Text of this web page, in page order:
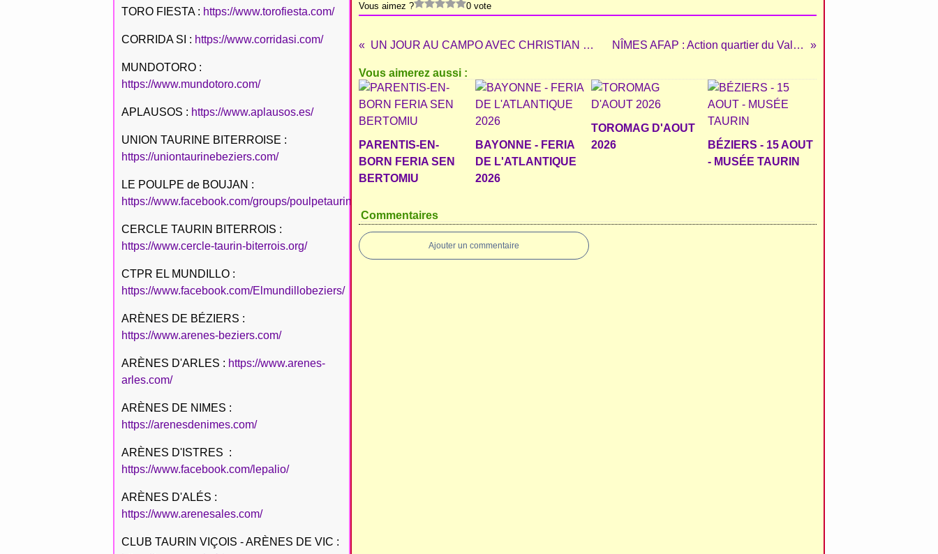
TORO FIESTA : https://www.torofiesta.com/
CORRIDA SI : https://www.corridasi.com/
MUNDOTORO :
https://www.mundotoro.com/
APLAUSOS : https://www.aplausos.es/
UNION TAURINE BITERROISE :
https://uniontaurinebeziers.com/
LE POULPE de BOUJAN :
https://www.facebook.com/groups/poulpetaurinboujan/
CERCLE TAURIN BITERROIS :
https://www.cercle-taurin-biterrois.org/
CTPR EL MUNDILLO :
https://www.facebook.com/Elmundillobeziers/
ARÈNES DE BÉZIERS :
https://www.arenes-beziers.com/
ARÈNES D'ARLES : https://www.arenes-
arles.com/
ARÈNES DE NIMES :
https://arenesdenimes.com/
ARÈNES D'ISTRES :
https://www.facebook.com/lepalio/
ARÈNES D'ALÉS :
https://www.arenesales.com/
CLUB TAURIN VIÇOIS - ARÈNES DE VIC :
Vous aimez ? 0 vote
UN JOUR AU CAMPO AVEC CHRISTIAN PAREJO NÎMES AFAP : Action quartier du Valdegour
Vous aimerez aussi :
PARENTIS-EN-
BORN FERIA SEN
BERTOMIU
BAYONNE - FERIA
DE L'ATLANTIQUE
2026
TOROMAG D'AOUT
2026
BÉZIERS - 15 AOUT
- MUSÉE TAURIN
Commentaires
Ajouter un commentaire